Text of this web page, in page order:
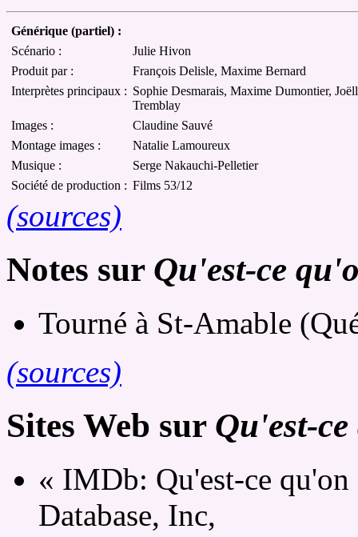
Générique (partiel) :
Scénario :
Julie Hivon
Produit par :
François Delisle, Maxime Bernard
Interprètes principaux : Sophie Desmarais, Maxime Dumontier,
Tremblay
Images :
Claudine Sauvé
Montage images :
Natalie Lamoureux
Musique :
Serge Nakauchi-Pelletier
Société de production : Films 53/12
(sources)
Notes sur Qu'est-ce
Tourné à St-Amable
(sources)
Sites Web sur Qu'est-
« IMDb: Qu'est-ce
Database, Inc,